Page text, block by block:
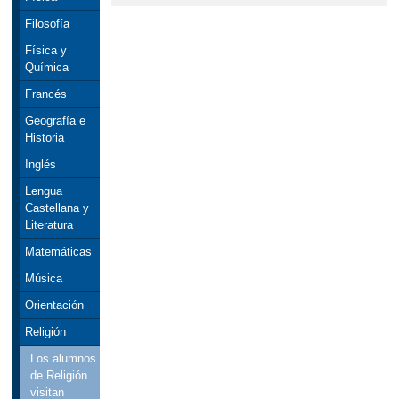
Filosofía
Física y
Química
Francés
Geografía e
Historia
Inglés
Lengua
Castellana y
Literatura
Matemáticas
Música
Orientación
Religión
Los alumnos
de Religión
visitan